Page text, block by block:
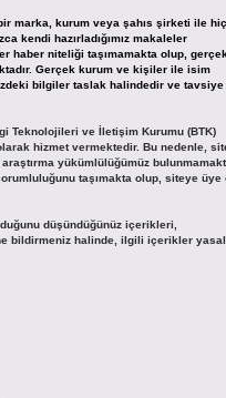
marka, kurum veya şahıs şirketi ile
kendi hazırladığımız makaleler
haber niteliği taşımamakta olup,
Gerçek kurum ve kişiler ile isim
bilgiler taslak halindedir ve
Teknolojileri ve İletişim Kurumu (BTK)
hizmet vermektedir. Bu nedenle,
yükümlülüğümüz
taşımakta olup, siteye üye
düşündüğünüz içerikleri,
bildirmeniz halinde, ilgili içerikler